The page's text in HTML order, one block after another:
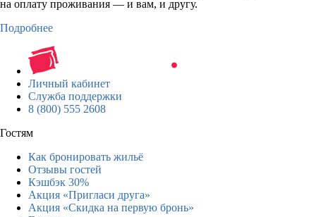
на оплату проживания — и вам, и другу.
Подробнее
Личный кабинет
Служба поддержки
8 (800) 555 2608
Гостям
Как бронировать жильё
Отзывы гостей
Кэшбэк 30%
Акция «Пригласи друга»
Акция «Скидка на первую бронь»